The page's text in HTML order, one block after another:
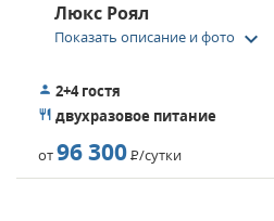
Люкс Роял
Показать описание и фото keyboard_arrow_down
2+4 гостя
двухразовое питание
от96 300Р/сутки